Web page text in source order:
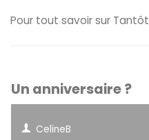
Pour tout savoir sur Tantôt
Un anniversaire ?
CelineB